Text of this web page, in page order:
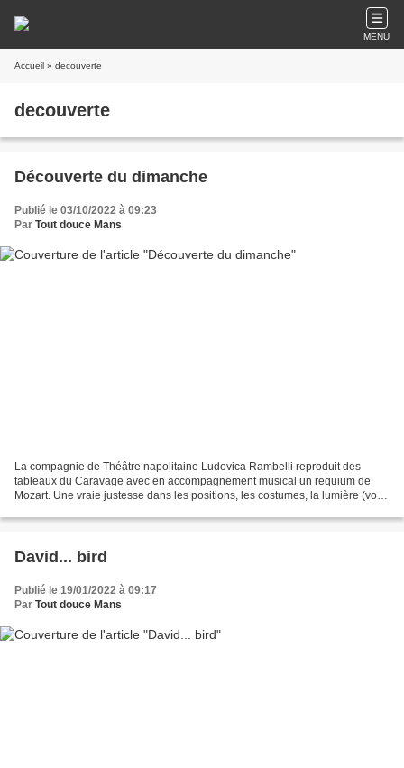
MENU
Accueil » decouverte
decouverte
Découverte du dimanche
Publié le 03/10/2022 à 09:23
Par Tout douce Mans
La compagnie de Théâtre napolitaine Ludovica Rambelli reproduit des
tableaux du Caravage avec en accompagnement musical un requium de
Mozart. Une vraie justesse dans les positions, les costumes, la lumière (voir
David... bird
Publié le 19/01/2022 à 09:17
Par Tout douce Mans